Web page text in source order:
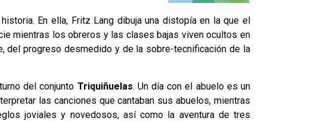
En ella, Fritz Lang dibuja una distopía en la que el
mientras los obreros y las clases bajas viven ocultos en
del progreso desmedido y de la sobre-tecnificación de la
del conjunto Triquiñuelas. Un día con el abuelo es un
las canciones que cantaban sus abuelos, mientras
joviales y novedosos, así como la aventura de tres